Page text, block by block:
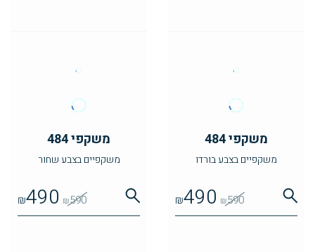
משקפי 484
משקפיים בצבע בורדו
₪590
₪490
משקפי 484
משקפיים בצבע שחור
₪590
₪490